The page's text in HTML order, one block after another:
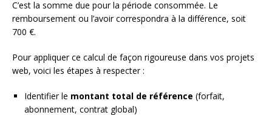
C’est la somme due pour la période consommée. Le
remboursement ou l’avoir correspondra à la différence, soit
700 €.
Pour appliquer ce calcul de façon rigoureuse dans vos projets
web, voici les étapes à respecter :
Identifier le montant total de référence (forfait,
abonnement, contrat global)